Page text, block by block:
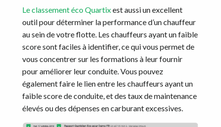
Le classement éco Quartixest aussi un excellent
outil pour déterminer la performance d’un chauffeur
au sein de votre flotte. Les chauffeurs ayant un faible
score sont faciles à identifier, ce qui vous permet de
vous concentrer sur les formations à leur fournir
pour améliorer leur conduite. Vous pouvez
également faire le lien entre les chauffeurs ayant un
faible score de conduite, et des taux de maintenance
élevés ou des dépenses en carburant excessives.